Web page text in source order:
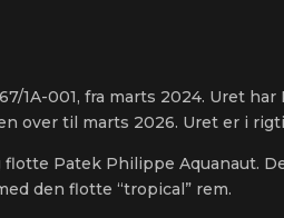
1A-001, fra marts 2024. Uret har
over til marts 2026. Uret er i
Patek Philippe Aquanaut.
den flotte “tropical” rem.